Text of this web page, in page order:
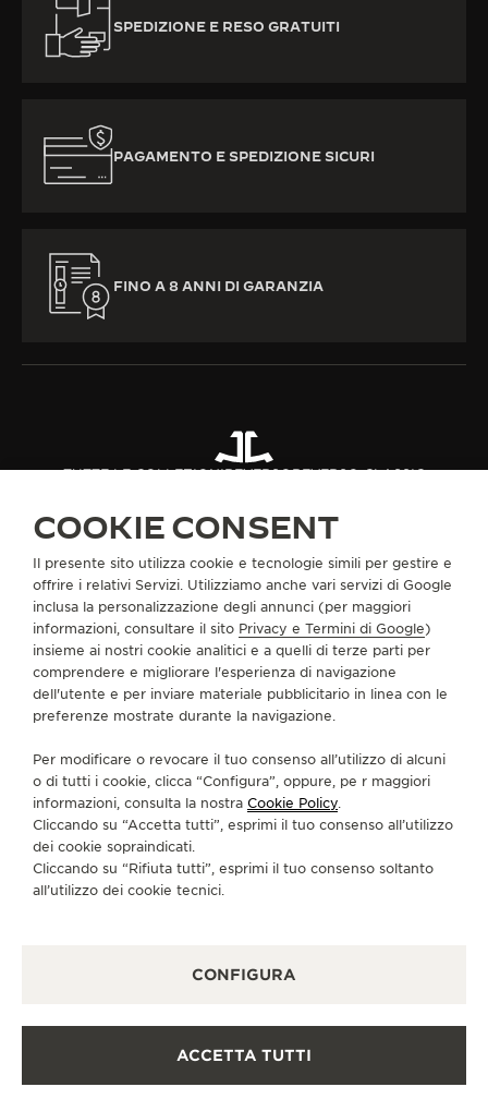
SPEDIZIONE E RESO GRATUITI
PAGAMENTO E SPEDIZIONE SICURI
FINO A 8 ANNI DI GARANZIA
TUTTE LE COLLEZIONIREVERSOREVERSO CLASSIC
VAI ALLA PAGINA INSTAGRAM DI JAEGER-
VAI ALLA PAGINA LINKEDIN DI JAEGER-
VAI ALLA PAGINA FACEBOOK DI
VAI ALLA PAGINA YOUTUBE
VAI ALLA PAGINA
VAI ALLA PAGINA
ISCRIVERSI ALLA NEWSLETTER
INFORMAZIONI SU DI NOI
SERVIZI
CONTATTI
INFORMATIVA SUI COOKIE
COOKIE CONSENT
Il presente sito utilizza cookie e tecnologie simili per gestire e
offrire i relativi Servizi. Utilizziamo anche vari servizi di Google
inclusa la personalizzazione degli annunci (per maggiori
informazioni, consultare il sito Privacy e Termini di Google)
insieme ai nostri cookie analitici e a quelli di terze parti per
comprendere e migliorare l'esperienza di navigazione
dell'utente e per inviare materiale pubblicitario in linea con le
preferenze mostrate durante la navigazione.
Per modificare o revocare il tuo consenso all’utilizzo di alcuni
o di tutti i cookie, clicca “Configura”, oppure, pe r maggiori
informazioni, consulta la nostra Cookie Policy.
Cliccando su “Accetta tutti”, esprimi il tuo consenso all’utilizzo
dei cookie sopraindicati.
Cliccando su “Rifiuta tutti”, esprimi il tuo consenso soltanto
all’utilizzo dei cookie tecnici.
CONFIGURA
ACCETTA TUTTI